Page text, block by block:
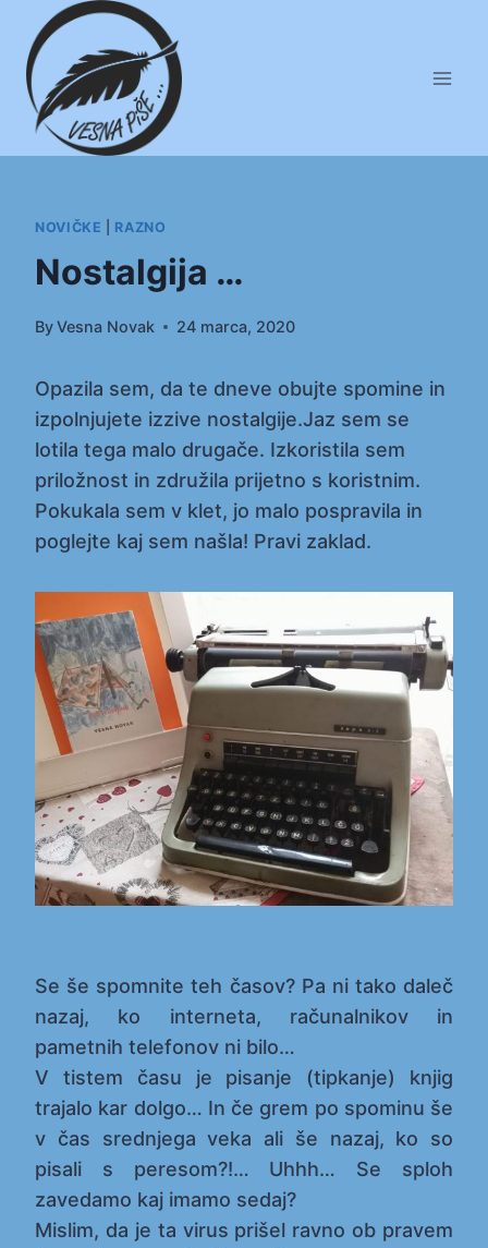
content
NOVIČKE RAZNO
Nostalgija …
ByVesna Novak 24 marca, 2020
Opazila sem, da te dneve obujte spomine in
izpolnjujete izzive nostalgije.Jaz sem se
lotila tega malo drugače. Izkoristila sem
priložnost in združila prijetno s koristnim.
Pokukala sem v klet, jo malo pospravila in
poglejte kaj sem našla! Pravi zaklad.
Se še spomnite teh časov? Pa ni tako daleč
nazaj, ko interneta, računalnikov in
pametnih telefonov ni bilo…
V tistem času je pisanje (tipkanje) knjig
trajalo kar dolgo… In če grem po spominu še
v čas srednjega veka ali še nazaj, ko so
pisali s peresom?!… Uhhh… Se sploh
zavedamo kaj imamo sedaj?
Mislim, da je ta virus prišel ravno ob pravem